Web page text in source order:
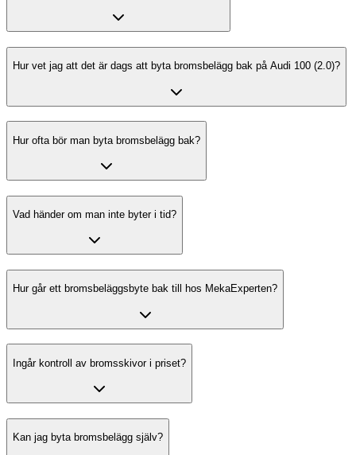
Hur vet jag att det är dags att byta bromsbelägg bak på Audi 100 (2.0)?
Hur ofta bör man byta bromsbelägg bak?
Vad händer om man inte byter i tid?
Hur går ett bromsbeläggsbyte bak till hos MekaExperten?
Ingår kontroll av bromsskivor i priset?
Kan jag byta bromsbelägg själv?